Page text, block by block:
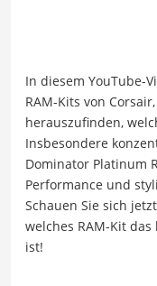
In diesem YouTube-
RAM-Kits von
herauszufinden,
Insbesondere
Dominator Platinum
Performance und
Schauen Sie sich
welches RAM-Kit
ist!